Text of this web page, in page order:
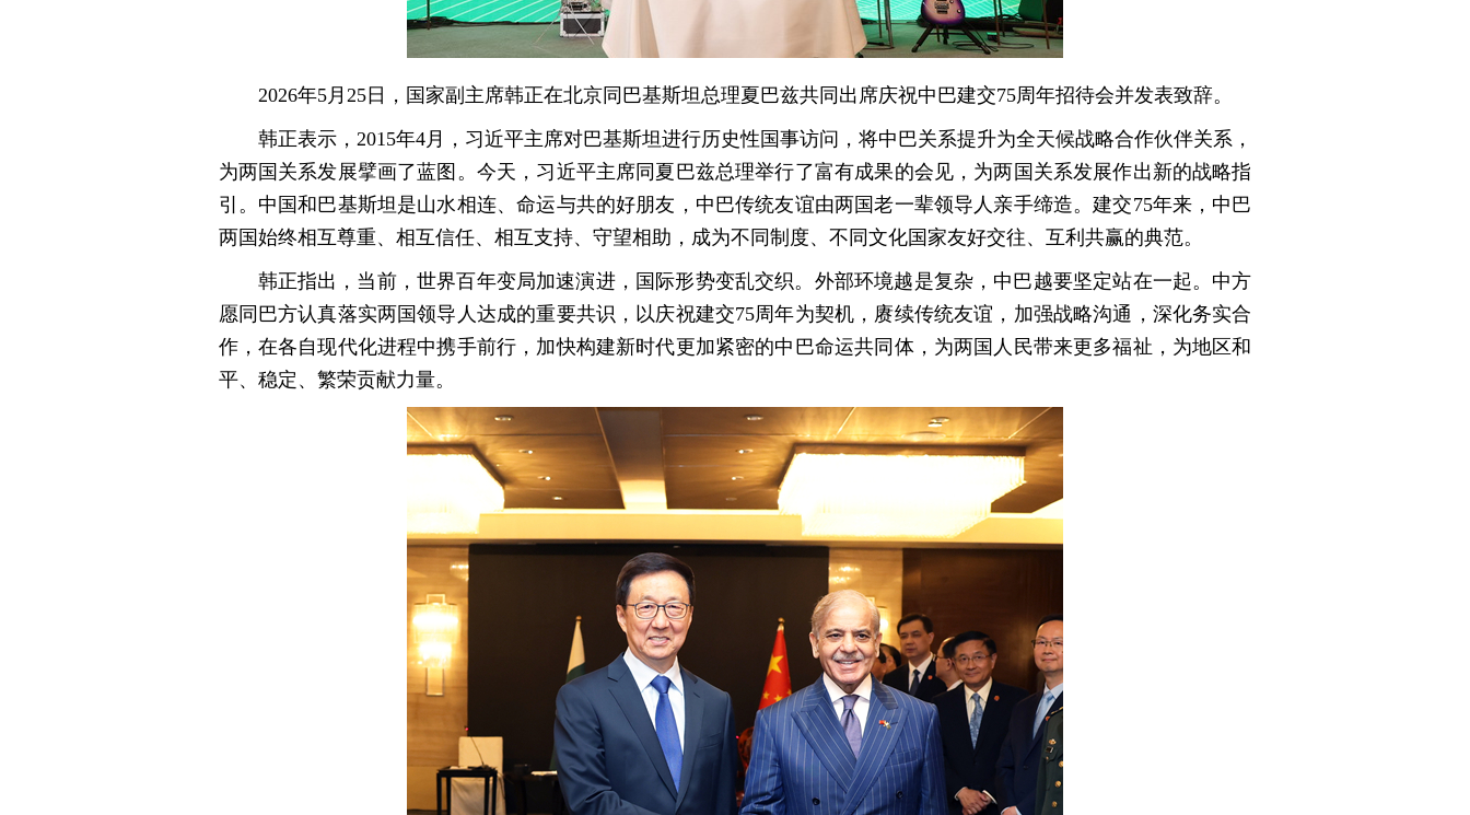
2026年5月25日，国家副主席韩正在北京同巴基斯坦总理夏巴兹共同出席庆祝中巴建交75周年招待会并发表致辞。
韩正表示，2015年4月，习近平主席对巴基斯坦进行历史性国事访问，将中巴关系提升为全天候战略合作伙伴关系，
为两国关系发展擘画了蓝图。今天，习近平主席同夏巴兹总理举行了富有成果的会见，为两国关系发展作出新的战略指
引。中国和巴基斯坦是山水相连、命运与共的好朋友，中巴传统友谊由两国老一辈领导人亲手缔造。建交75年来，中巴
两国始终相互尊重、相互信任、相互支持、守望相助，成为不同制度、不同文化国家友好交往、互利共赢的典范。
韩正指出，当前，世界百年变局加速演进，国际形势变乱交织。外部环境越是复杂，中巴越要坚定站在一起。中方
愿同巴方认真落实两国领导人达成的重要共识，以庆祝建交75周年为契机，赓续传统友谊，加强战略沟通，深化务实合
作，在各自现代化进程中携手前行，加快构建新时代更加紧密的中巴命运共同体，为两国人民带来更多福祉，为地区和
平、稳定、繁荣贡献力量。